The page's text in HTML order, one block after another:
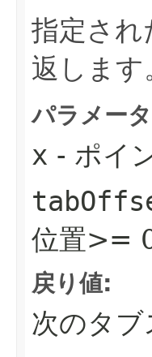
指定され
返します
パラメー
x - ポイ
位置>= 0
戻り値:
次のタ